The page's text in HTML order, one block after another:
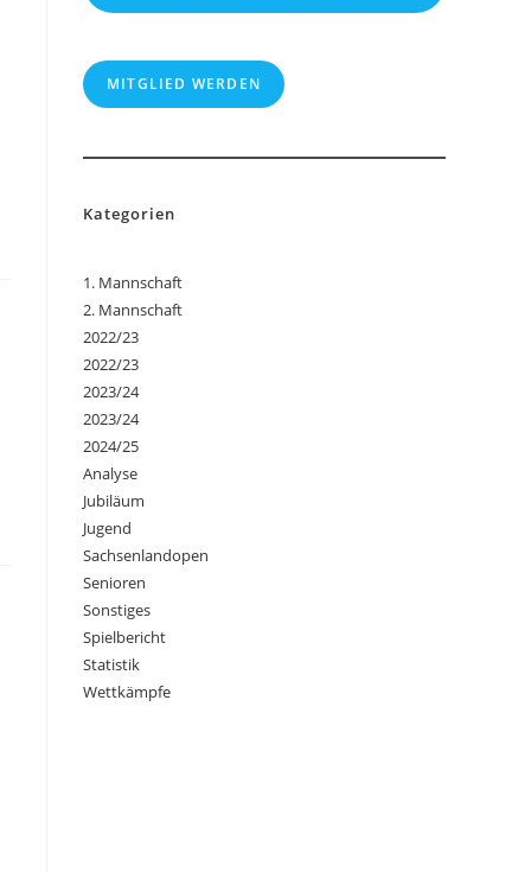
MITGLIED WERDEN
Kategorien
1. Mannschaft
2. Mannschaft
2022/23
2022/23
2023/24
2023/24
2024/25
Analyse
Jubiläum
Jugend
Sachsenlandopen
Senioren
Sonstiges
Spielbericht
Statistik
Wettkämpfe